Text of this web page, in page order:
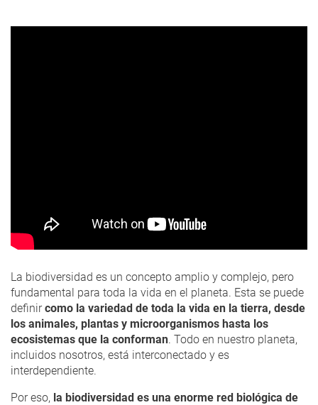
La biodiversidad es un concepto amplio y complejo, pero
fundamental para toda la vida en el planeta. Esta se puede
definircomo la variedad de toda la vida en la tierra, desde
los animales, plantas y microorganismos hasta los
ecosistemas que la conforman. Todo en nuestro planeta,
incluidos nosotros, está interconectado y es
interdependiente.
Por eso, la biodiversidad es una enorme red biológica de